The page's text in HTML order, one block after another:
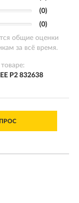
(0)
(0)
общие оценки
за всё время.
P2 832638